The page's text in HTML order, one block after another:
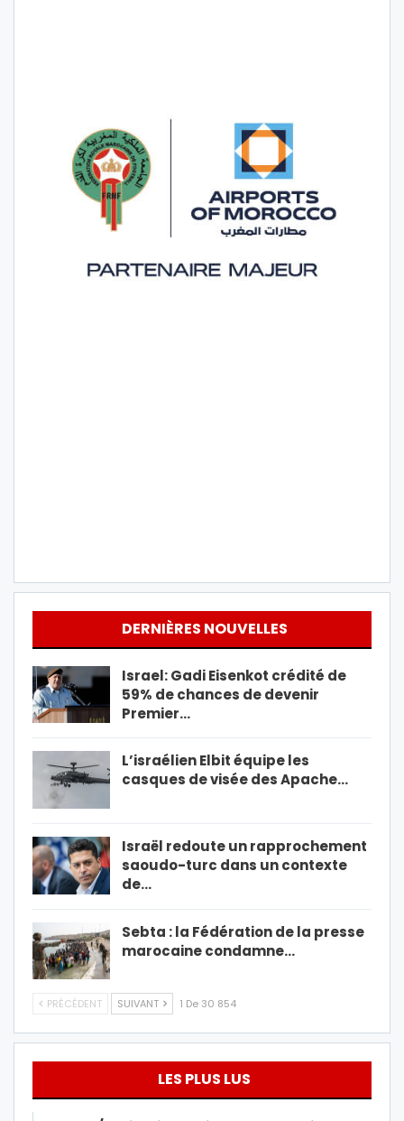
DERNIÈRES NOUVELLES
Israel: Gadi Eisenkot crédité de
59% de chances de devenir
Premier…
L’israélien Elbit équipe les
casques de visée des Apache…
Israël redoute un rapprochement
saoudo-turc dans un contexte
de…
Sebta : la Fédération de la presse
marocaine condamne…
PRÉCÉDENT SUIVANT 1 De 30 854
LES PLUS LUS